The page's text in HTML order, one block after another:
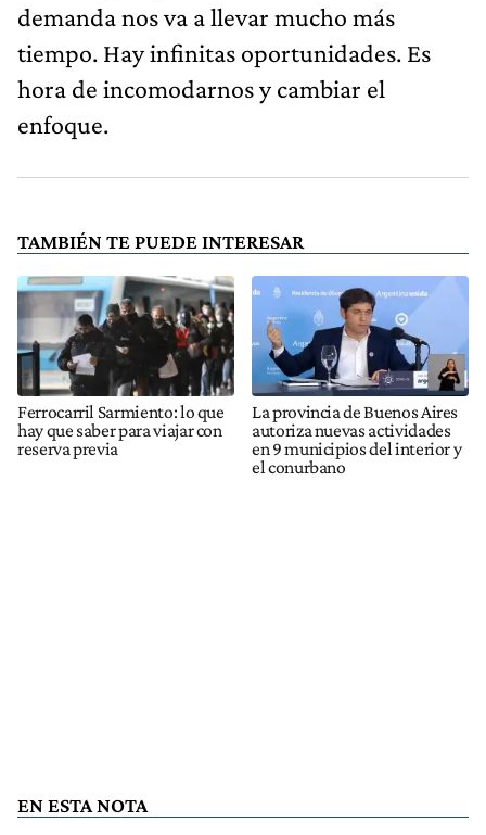
demanda nos va a llevar mucho más
tiempo. Hay infinitas oportunidades. Es
hora de incomodarnos y cambiar el
enfoque.
TAMBIÉN TE PUEDE INTERESAR
Ferrocarril Sarmiento: lo que
hay que saber para viajar con
reserva previa
La provincia de Buenos Aires
autoriza nuevas actividades
en 9 municipios del interior y
el conurbano
EN ESTA NOTA